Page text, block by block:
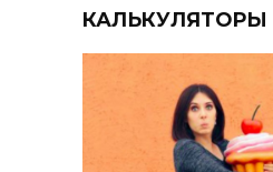
КАЛЬКУЛЯТОРЫ